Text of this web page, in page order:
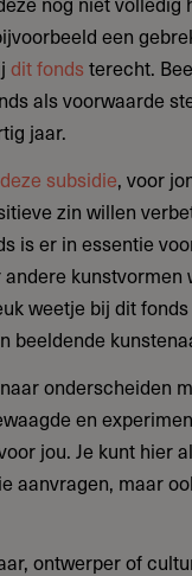
een
dit fonds terecht.
als voorwaarde
jaar.
deze subsidie, voor
zin willen
is er in essentie
kunstvormen
weetje bij dit
beeldende
onderscheiden
en
jou. Je kunt hier
aanvragen, maar
ontwerper of